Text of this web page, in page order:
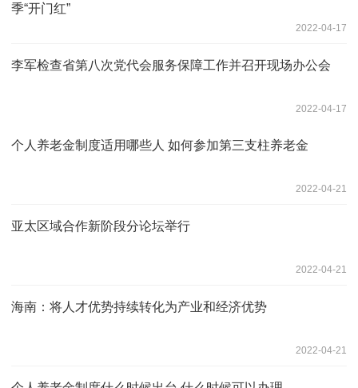
季“开门红”
2022-04-17
李军检查省第八次党代会服务保障工作并召开现场办公会
2022-04-17
个人养老金制度适用哪些人 如何参加第三支柱养老金
2022-04-21
亚太区域合作新阶段分论坛举行
2022-04-21
海南：将人才优势持续转化为产业和经济优势
2022-04-21